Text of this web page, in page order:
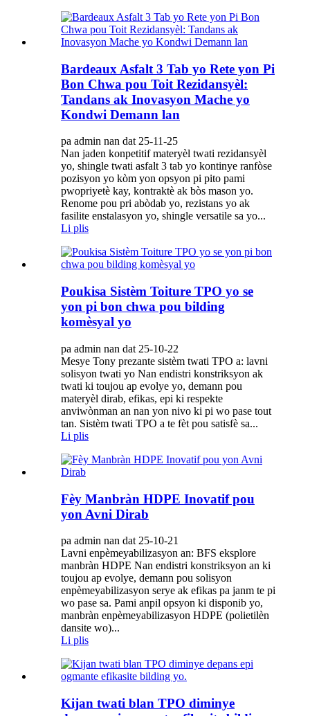
Bardeaux Asfalt 3 Tab yo Rete yon Pi
Bon Chwa pou Toit Rezidansyèl:
Tandans ak Inovasyon Mache yo
Kondwi Demann lan
pa admin nan dat 25-11-25
Nan jaden konpetitif materyèl twati rezidansyèl
yo, shingle twati asfalt 3 tab yo kontinye ranfòse
pozisyon yo kòm yon opsyon pi pito pami
pwopriyetè kay, kontraktè ak bòs mason yo.
Renome pou pri abòdab yo, rezistans yo ak
fasilite enstalasyon yo, shingle versatile sa yo...
Li plis
Poukisa Sistèm Toiture TPO yo se
yon pi bon chwa pou bilding
komèsyal yo
pa admin nan dat 25-10-22
Mesye Tony prezante sistèm twati TPO a: lavni
solisyon twati yo Nan endistri konstriksyon ak
twati ki toujou ap evolye yo, demann pou
materyèl dirab, efikas, epi ki respekte
anviwònman an nan yon nivo ki pi wo pase tout
tan. Sistèm twati TPO a te fèt pou satisfè sa...
Li plis
Fèy Manbràn HDPE Inovatif pou
yon Avni Dirab
pa admin nan dat 25-10-21
Lavni enpèmeyabilizasyon an: BFS eksplore
manbràn HDPE Nan endistri konstriksyon an ki
toujou ap evolye, demann pou solisyon
enpèmeyabilizasyon serye ak efikas pa janm te pi
wo pase sa. Pami anpil opsyon ki disponib yo,
manbràn enpèmeyabilizasyon HDPE (polietilèn
dansite wo)...
Li plis
Kijan twati blan TPO diminye